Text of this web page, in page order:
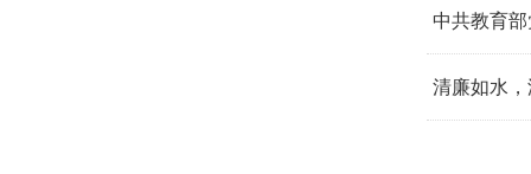
中共教育
清廉如水